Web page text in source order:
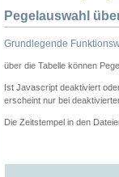
Pegelauswahl
Grundlegende
über die Tabelle können
Ist Javascript deaktiviert
erscheint nur bei
Die Zeitstempel in den